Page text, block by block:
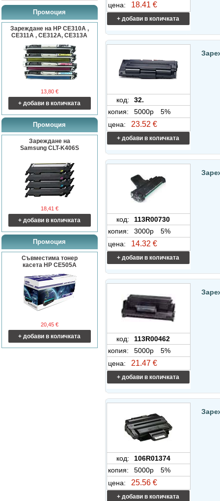
Промоция
Зареждане на HP CE310A ,
CE311A , CE312A, CE313A
13,80 €
+ добави в количката
Промоция
Зареждане на
Samsung CLT-K406S
18,41 €
+ добави в количката
Промоция
Съвместима тонер
касета HP CE505A
20,45 €
+ добави в количката
цена:
18.41 €
+ добави в количката
код:
32.
копия:
5000p
5%
цена:
23.52 €
+ добави в количката
код:
113R00730
копия:
3000p
5%
цена:
14.32 €
+ добави в количката
код:
113R00462
копия:
5000p
5%
цена:
21.47 €
+ добави в количката
код:
106R01374
копия:
5000p
5%
цена:
25.56 €
+ добави в количката